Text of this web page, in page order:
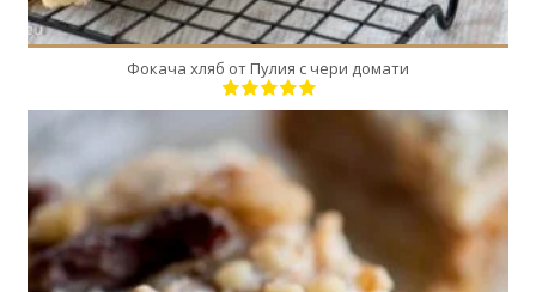
Фокача хляб от Пулия с чери домати